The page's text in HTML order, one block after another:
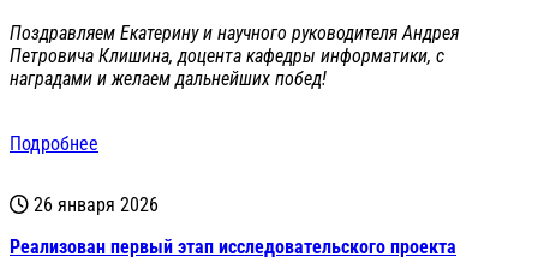
Поздравляем Екатерину и научного руководителя Андрея
Петровича Клишина, доцента кафедры информатики, с
наградами и желаем дальнейших побед!
Подробнее
26 января 2026
Реализован первый этап исследовательского проекта